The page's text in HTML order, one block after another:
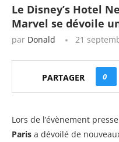
Le Disney’s Hotel
Marvel se dévoile
par Donald 21
PARTAGER 0
Lors de l’évènement presse
Paris a dévoilé de